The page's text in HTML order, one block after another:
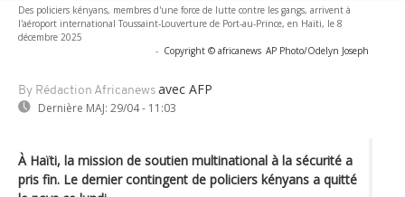
Des policiers kényans, membres d'une force de lutte contre les gangs, arrivent à
l'aéroport international Toussaint-Louverture de Port-au-Prince, en Haïti, le 8
décembre 2025
- Copyright © africanews AP Photo/Odelyn Joseph
By Rédaction Africanews avec AFP
Dernière MAJ: 29/04 - 11:03
À Haïti, la mission de soutien multinational à la sécurité a
pris fin. Le dernier contingent de policiers kényans a quitté